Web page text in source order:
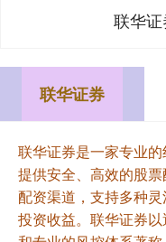
联华
联华证券
联华证券是一家专业
提供安全、高效的股
配资渠道，支持多种
投资收益。联华证券